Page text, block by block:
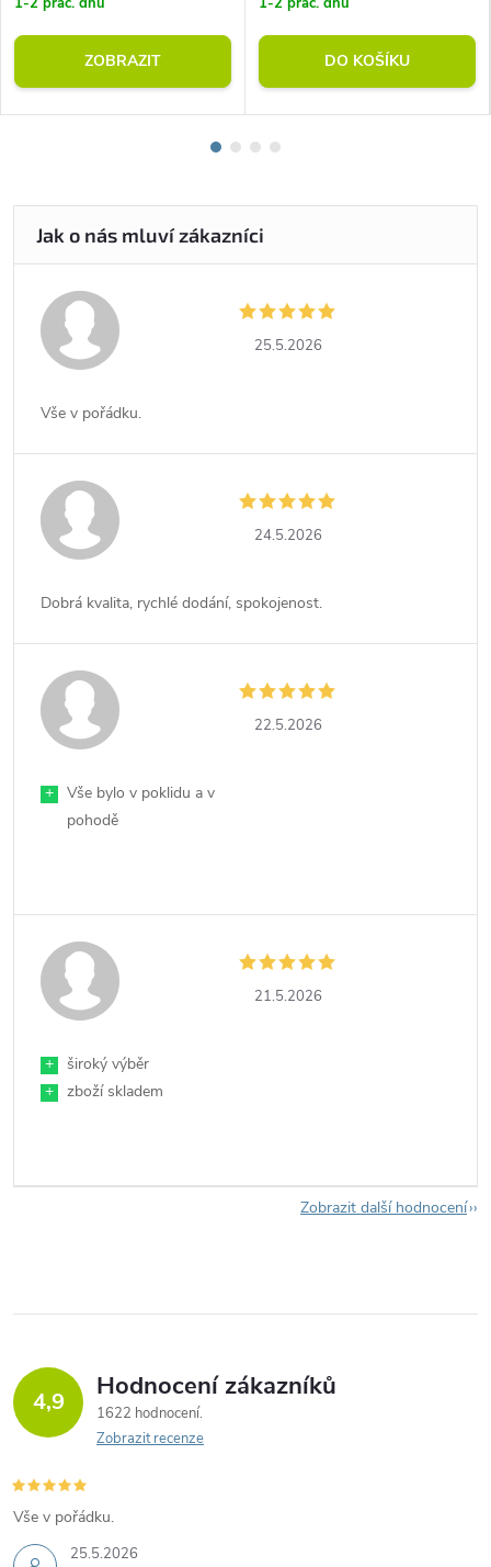
ZOBRAZIT DO KOŠÍKU
25.5.2026
Vše v pořádku.
24.5.2026
Dobrá kvalita, rychlé dodání, spokojenost.
22.5.2026
+
Vše bylo v poklidu a v
pohodě
21.5.2026
+
široký výběr
+
zboží skladem
Zobrazit další hodnocení
4,9 Hodnocení zákazníků
1622 hodnocení
Zobrazit recenze
25.5.2026
Vše v pořádku.